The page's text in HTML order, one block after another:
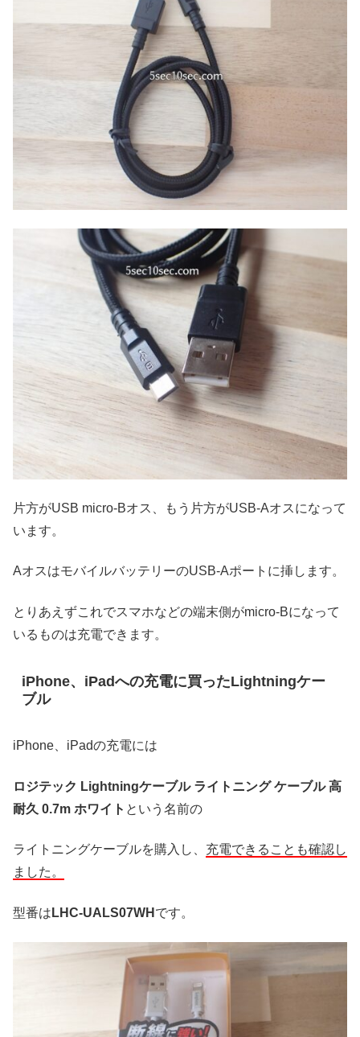
片方がUSB micro-Bオス、もう片方がUSB-Aオスになって
います。
AオスはモバイルバッテリーのUSB-Aポートに挿します。
とりあえずこれでスマホなどの端末側がmicro-Bになって
いるものは充電できます。
iPhone、iPadへの充電に買ったLightningケー
ブル
iPhone、iPadの充電には
ロジテック Lightningケーブル ライトニング ケーブル 高
耐久 0.7m ホワイト という名前の
ライトニングケーブルを購入し、 充電できることも確認し
ました。
型番は LHC-UALS07WH です。